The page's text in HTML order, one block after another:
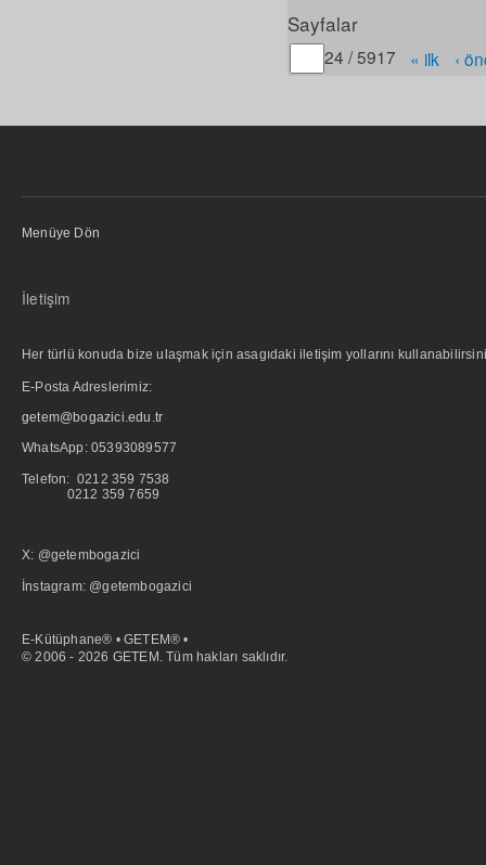
Sayfalar
Gitmek istediğiniz
24 / 5917 « ilk ‹
Menüye Dön
İletişim
Her türlü konuda bize ulaşmak için asagıdaki iletişim yollarını
E-Posta Adreslerimiz:
getem@bogazici.edu.tr
WhatsApp: 05393089577
Telefon: 0212 359 7538
0212 359 7659
X: @getembogazici
İnstagram: @getembogazici
E-Kütüphane® • GETEM® •
© 2006 - 2026 GETEM. Tüm hakları saklıdır.